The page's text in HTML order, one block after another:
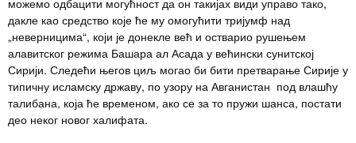
можемо одбацити могућност да он такијах види управо тако,
дакле као средство које ће му омогућити тријумф над
„неверницима“, који је донекле већ и остварио рушењем
алавитског режима Башара ал Асада у већински сунитској
Сирији. Следећи његов циљ могао би бити претварање Сирије у
типичну исламску државу, по узору на Авганистан под влашћу
талибана, која ће временом, ако се за то пружи шанса, постати
део неког новог халифата.